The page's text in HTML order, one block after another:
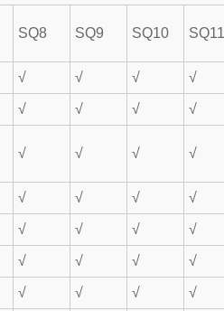
SQ8 SQ9 SQ10 SQ11
√ √ √ √
√ √ √ √
√ √ √ √
√ √ √ √
√ √ √ √
√ √ √ √
√ √ √ √